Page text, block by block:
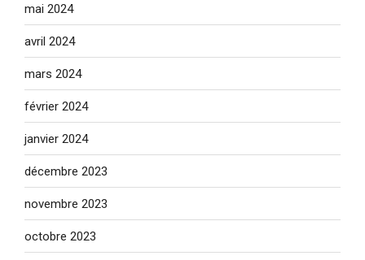
mai 2024
avril 2024
mars 2024
février 2024
janvier 2024
décembre 2023
novembre 2023
octobre 2023